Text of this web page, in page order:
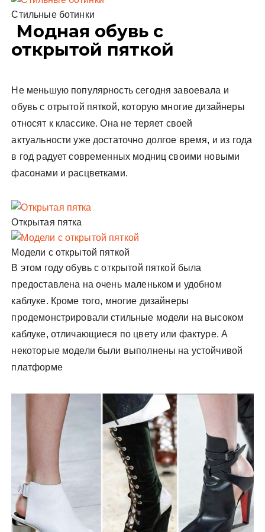
Стильные ботинки
Модная обувь с
открытой пяткой
Не меньшую популярность сегодня завоевала и
обувь с отрытой пяткой, которую многие дизайнеры
относят к классике. Она не теряет своей
актуальности уже достаточно долгое время, и из года
в год радует современных модниц своими новыми
фасонами и расцветками.
Открытая пятка
Модели с открытой пяткой
В этом году обувь с открытой пяткой была
предоставлена на очень маленьком и удобном
каблуке. Кроме того, многие дизайнеры
продемонстрировали стильные модели на высоком
каблуке, отличающиеся по цвету или фактуре. А
некоторые модели были выполнены на устойчивой
платформе